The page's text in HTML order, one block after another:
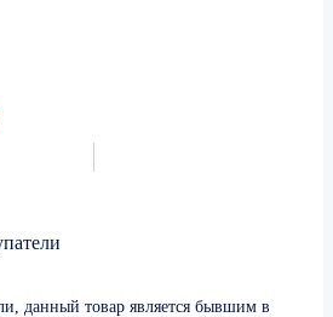
данный товар является бывшим в